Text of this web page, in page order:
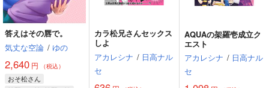
答えはその唇で。
気丈な空論 / ゆの
2,640 円 （税込）
おそ松さん
カラ松兄さんセックス
しよ
アカレシナ / 日高ナル
セ
AQUAの架羅壱成立ク
エスト
アカレシナ / 日高ナル
セ